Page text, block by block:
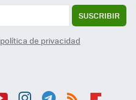
SUSCRIBIR
política de privacidad